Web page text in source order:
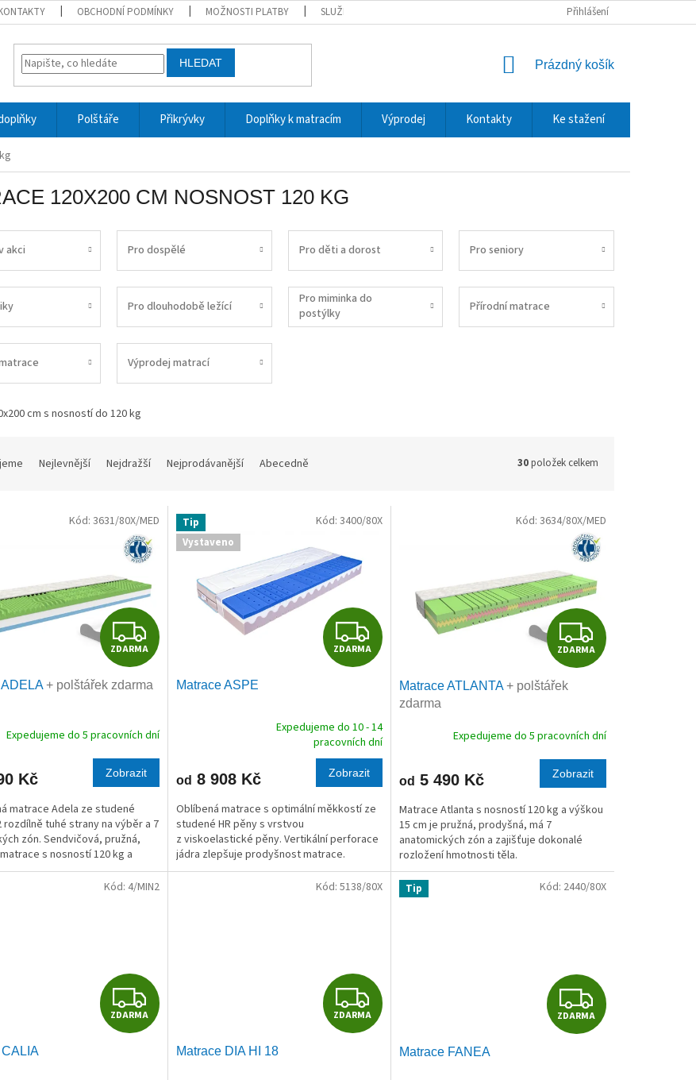
OBCHODNÍ PODMÍNKY MOŽNOSTI PLATBY SLUŽBY A DOPRAVA REKLAMACE A VRÁCENÍ ZBOŽÍ OCHRANA
Přihlášení
HLEDAT
NÁKUPNÍ
Prázdný košík
Polštáře Přikrývky Doplňky k matracím Výprodej Kontakty Ke stažení
120X200 CM NOSNOST 120 KG
akci Pro dospělé Pro děti a dorost Pro seniory
Pro dlouhodobě ležící
Pro miminka do
postýlky
Přírodní matrace
Výprodej matrací
cm s nosností do 120 kg
Nejlevnější Nejdražší Nejprodávanější Abecedně 30položek celkem
Z
D
A
R
M
A
ZDARMA
ADELA+ polštářek zdarma
Expedujeme do 5 pracovních dní
Kč Zobrazit
matrace Adela ze studené
rozdílně tuhé strany na výběr a 7
zón. Sendvičová, pružná,
s nosností 120 kg a
cm.
Kód: 3631/80X/MED
Tip
Vystaveno
Z
D
R
M
A
ZDARMA
Matrace ASPE
je
z
5
hvězdiček.
Expedujeme do 10 - 14
pracovních dní
od 8 908 Kč Zobrazit
Oblíbená matrace s optimální měkkostí ze
studené HR pěny s vrstvou
z viskoelastické pěny. Vertikální perforace
jádra zlepšuje prodyšnost matrace.
Kód: 3400/80X
Z
D
R
M
A
ZDARMA
Matrace ATLANTA+ polštářek
zdarma
Expedujeme do 5 pracovních dní
od 5 490 Kč Zobrazit
Matrace Atlanta s nosností 120 kg a výškou
15 cm je pružná, prodyšná, má 7
anatomických zón a zajišťuje dokonalé
rozložení hmotnosti těla.
Kód: 3634/80X/MED
Z
D
ZDARMA
CALIA
Kód: 4/MIN2
Z
D
ZDARMA
Matrace DIA HI 18
Kód: 5138/80X Tip
Z
D
ZDARMA
Matrace FANEA
Kód: 2440/80X